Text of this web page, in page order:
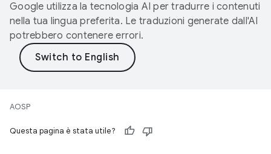
Google utilizza la tecnologia AI per tradurre i contenuti
nella tua lingua preferita. Le traduzioni generate dall'AI
potrebbero contenere errori.
AOSP
Questa pagina è stata utile?